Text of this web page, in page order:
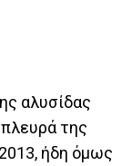
αλυσίδας
της
ήδη όμως